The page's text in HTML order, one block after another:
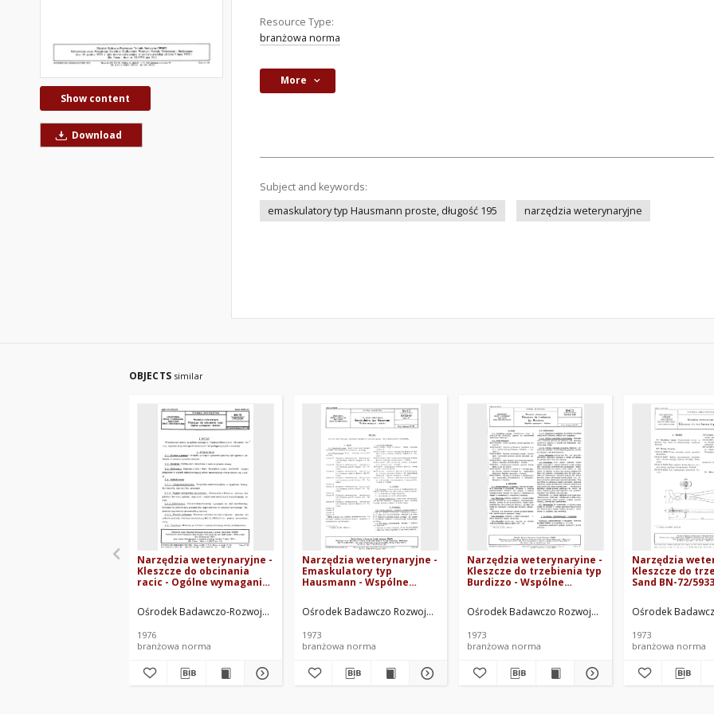
Show content
Download
Resource Type:
branżowa norma
More
Subject and keywords:
emaskulatory typ Hausmann proste, długość 195
narzędzia weterynaryjne
OBJECTS similar
Narzędzia weterynaryjne -
Kleszcze do obcinania
racic - Ogólne wymagania i
Ośrodek Badawczo-Rozwojowy Techniki Medycznej ORMED. Oprac.
1976
branżowa norma
Narzędzia weterynaryjne -
Emaskulatory typ
Hausmann - Wspólne
72/5933-01 Arkusz 01
Ośrodek Badawczo Rozwojowy Techniki Medycznej ORMED. Oprac.
1973
branżowa norma
Narzędzia weterynaryine -
Kleszcze do trzebienia typ
Burdizzo - Wspólne
72/5933-03
Ośrodek Badawczo Rozwojowy Techniki Medycznej
1973
branżowa norma
Narzędzia
Kleszcze do
Sand BN-72/
Ośrodek
1973
branżowa norma